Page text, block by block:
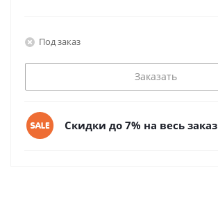
Под заказ
Заказать
Скидки до 7% на весь заказ